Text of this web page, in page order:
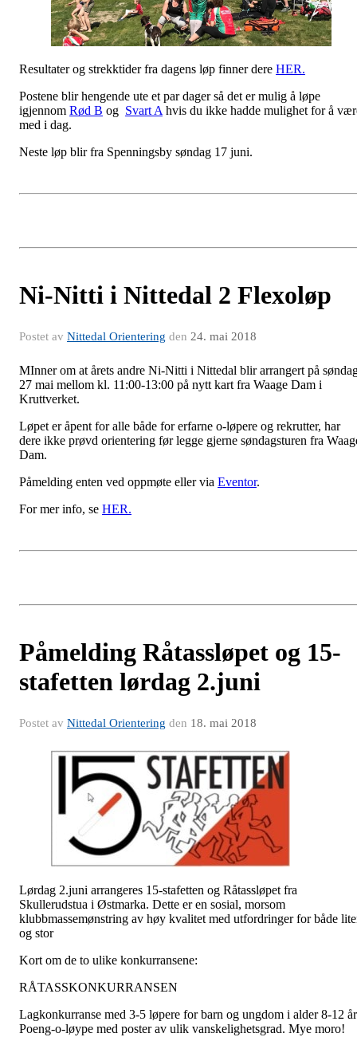
Resultater og strekktider fra dagens løp finner dere HER.
Postene blir hengende ute et par dager så det er mulig å løpe
igjennom Rød B og Svart Ahvis du ikke hadde mulighet for å
med i dag.
Neste løp blir fra Spenningsby søndag 17 juni.
Ni-Nitti i Nittedal 2 Flexoløp
Postet av Nittedal Orientering den 24. mai 2018
MInner om at årets andre Ni-Nitti i Nittedal blir arrangert på
27 mai mellom kl. 11:00-13:00 på nytt kart fra Waage Dam i
Kruttverket.
Løpet er åpent for alle både for erfarne o-løpere og rekrutter, har
dere ikke prøvd orientering før legge gjerne søndagsturen fra
Dam.
Påmelding enten ved oppmøte eller via Eventor.
For mer info, se HER.
Påmelding Råtassløpet og 15-
stafetten lørdag 2.juni
Postet av Nittedal Orientering den 18. mai 2018
Lørdag 2.juni arrangeres 15-stafetten og Råtassløpet fra
Skullerudstua i Østmarka. Dette er en sosial, morsom
klubbmassemønstring av høy kvalitet med utfordringer for både
og stor
Kort om de to ulike konkurransene:
RÅTASSKONKURRANSEN
Lagkonkurranse med 3-5 løpere for barn og ungdom i alder 8-12
Poeng-o-løype med poster av ulik vanskelighetsgrad. Mye moro!